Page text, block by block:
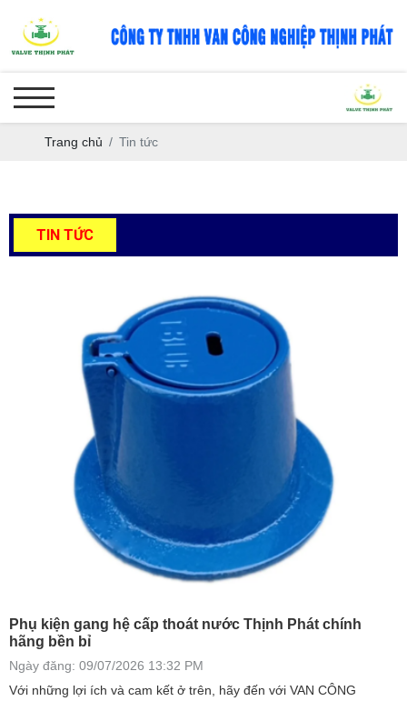
Trang chủ Tin tức
TIN TỨC
Phụ kiện gang hệ cấp thoát nước Thịnh Phát chính
hãng bền bỉ
Ngày đăng: 09/07/2026 13:32 PM
Với những lợi ích và cam kết ở trên, hãy đến với VAN CÔNG